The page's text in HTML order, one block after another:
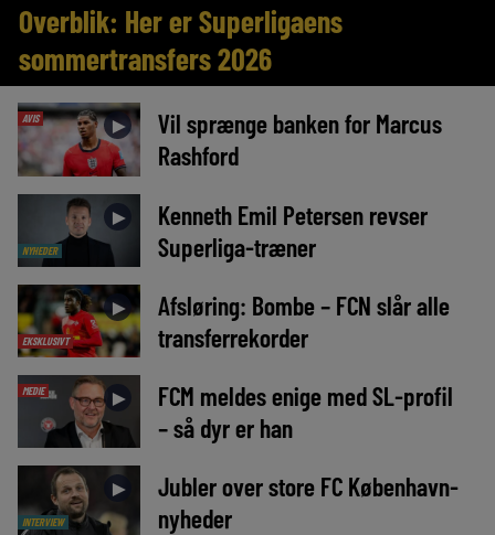
Overblik: Her er Superligaens
sommertransfers 2026
AVIS ►
Vil sprænge banken for Marcus
Rashford
NYHEDER
►
Kenneth Emil Petersen revser
Superliga-træner
EKSKLUSIVT
►
Afsløring: Bombe – FCN slår alle
transferrekorder
MEDIE ►
FCM meldes enige med SL-profil
– så dyr er han
INTERVIEW
►
Jubler over store FC København-
nyheder